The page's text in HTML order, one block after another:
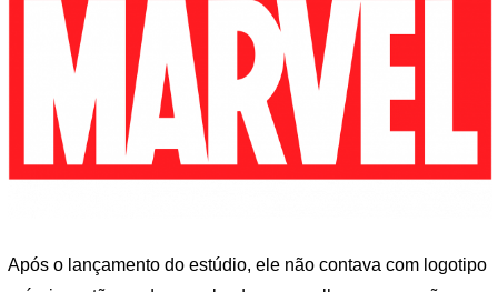
Após o lançamento do estúdio, ele não contava com logotipo